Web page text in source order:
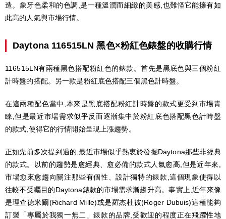
造。象牙色柔和的色調,是一種溫潤而細緻的美感,也難怪它能擁有如
此高的人氣與市場行情。
Daytona 116515LN 黑色×粉紅色錶盤的收購行情
116515LN有兩種黑色搭配粉紅色的錶款。首先是黑底色與三個粉紅
計時盤的搭配。另一款是粉紅底色搭配三個黑色計時盤。
在這兩種配色當中,本來是黑底搭配粉紅計時盤的款式更受到市場青
睞,但是最近市場需求似乎反而逐漸集中於粉紅底色搭配黑色計時盤
的款式,使得它的行情開始呈現上漲趨勢。
正如先前多次提到過的,最近市場似乎熱衷於發掘Daytona那些非經典
的款式。以前的趨勢是愈經典、愈必備的款式人氣愈高,但是近年來,
市場愈來愈趨向關注那些有個性、設計獨特的錶款,這個現象使得以
往較不受矚目的Daytona錶款的市場需求漸趨升高。事實上,近年來像
是理查德米爾(Richard Mille)或是羅杰杜彼(Roger Dubuis)這種能夠
訂製「專屬於我獨一無二」錶款的品牌,受歡迎的程度正在飛躍性地